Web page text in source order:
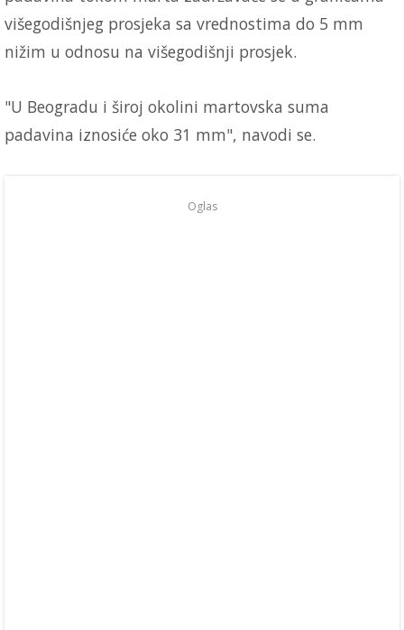
višegodišnjeg prosjeka sa vrednostima do 5 mm
nižim u odnosu na višegodišnji prosjek.
"U Beogradu i široj okolini martovska suma
padavina iznosiće oko 31 mm", navodi se.
Oglas